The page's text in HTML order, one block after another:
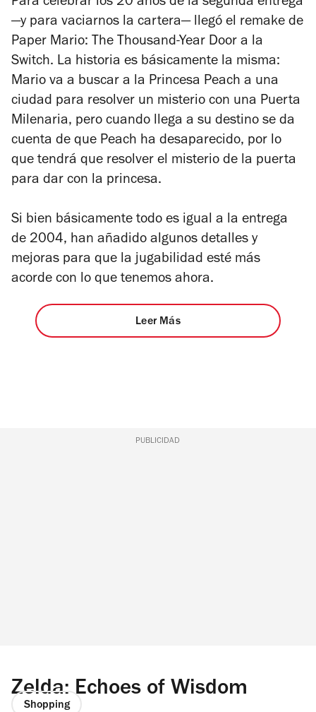
Para celebrar los 20 años de la segunda entrega
—y para vaciarnos la cartera— llegó el remake de
Paper Mario: The Thousand-Year Door a la
Switch. La historia es básicamente la misma:
Mario va a buscar a la Princesa Peach a una
ciudad para resolver un misterio con una Puerta
Milenaria, pero cuando llega a su destino se da
cuenta de que Peach ha desaparecido, por lo
que tendrá que resolver el misterio de la puerta
para dar con la princesa.
Si bien básicamente todo es igual a la entrega
de 2004, han añadido algunos detalles y
mejoras para que la jugabilidad esté más
acorde con lo que tenemos ahora.
Leer Más
PUBLICIDAD
Zelda: Echoes of Wisdom
Shopping